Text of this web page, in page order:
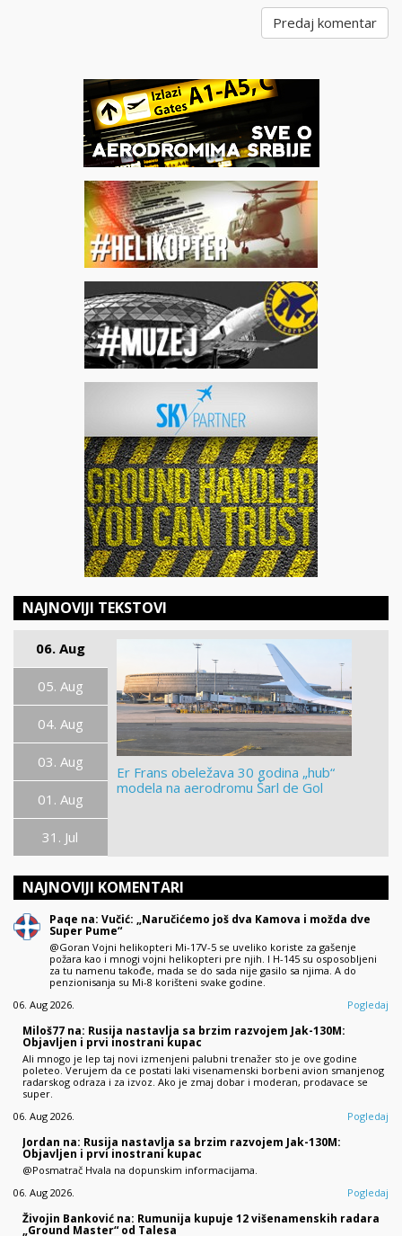
NAJNOVIJI TEKSTOVI
06. Aug
05. Aug
04. Aug
03. Aug
01. Aug
31. Jul
Er Frans obeležava 30 godina „hub“
modela na aerodromu Šarl de Gol
NAJNOVIJI KOMENTARI
Paqe na: Vučić: „Naručićemo još dva Kamova i možda dve
Super Pume“
@Goran Vojni helikopteri Mi-17V-5 se uveliko koriste za gašenje
požara kao i mnogi vojni helikopteri pre njih. I H-145 su osposobljeni
za tu namenu takođe, mada se do sada nije gasilo sa njima. A do
penzionisanja su Mi-8 korišteni svake godine.
06. Aug 2026.
Pogledaj
Miloš77 na: Rusija nastavlja sa brzim razvojem Jak-130M:
Objavljen i prvi inostrani kupac
Ali mnogo je lep taj novi izmenjeni palubni trenažer sto je ove godine
poleteo. Verujem da ce postati laki visenamenski borbeni avion smanjenog
radarskog odraza i za izvoz. Ako je zmaj dobar i moderan, prodavace se
super.
06. Aug 2026.
Pogledaj
Jordan na: Rusija nastavlja sa brzim razvojem Jak-130M:
Objavljen i prvi inostrani kupac
@Posmatrač Hvala na dopunskim informacijama.
06. Aug 2026.
Pogledaj
Živojin Banković na: Rumunija kupuje 12 višenamenskih radara
„Ground Master“ od Talesa